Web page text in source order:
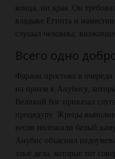
конца, ни края. Он
владыке Египта и
слушал человека,
Всего одно
Фараон простоял в
на прием к Анубису,
Великий бог приказал
процедуру. Жрецы
весов положили белый
Анубис объяснил
злые дела, которые тот